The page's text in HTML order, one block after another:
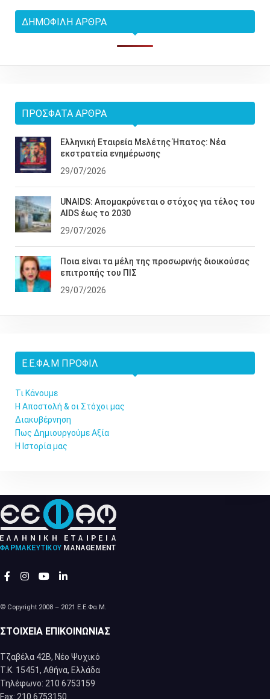
ΔΗΜΟΦΙΛΉ ΆΡΘΡΑ
ΠΡΌΣΦΑΤΑ ΆΡΘΡΑ
Ελληνική Εταιρεία Μελέτης Ήπατος: Νέα
εκστρατεία ενημέρωσης
29/07/2026
UNAIDS: Απομακρύνεται ο στόχος για τέλος του
AIDS έως το 2030
29/07/2026
Ποια είναι τα μέλη της προσωρινής διοικούσας
επιτροπής του ΠΙΣ
29/07/2026
Ε.Ε.ΦΑ.Μ ΠΡΟΦΊΛ
Τι Κάνουμε
Η Αποστολή & οι Στόχοι μας
Διακυβέρνηση
Πως Δημιουργούμε Αξία
Η Ιστορία μας
© Copyright 2008 – 2021 Ε.Ε.Φα.Μ.
ΣΤΟΙΧΕΊΑ ΕΠΙΚΟΙΝΩΝΊΑΣ
Τζαβέλα 42Β, Νέο Ψυχικό
Τ.Κ. 15451, Αθήνα, Eλλάδα
Τηλέφωνο: 210 6753159
Fax: 210 6753150